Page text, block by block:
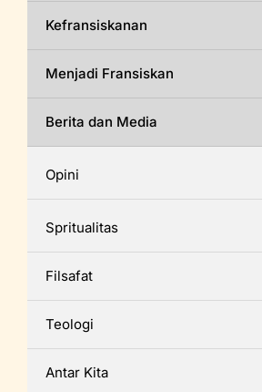
Kefransiskanan
Menjadi Fransiskan
Berita dan Media
Opini
Spritualitas
Filsafat
Teologi
Antar Kita